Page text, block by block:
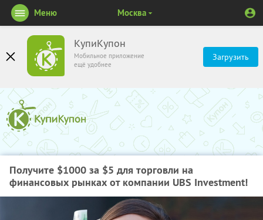
КупиКупон
Мобильное приложение
ещё удобнее
Загрузить
Меню Москва
Получите $1000 за $5 для торговли на
финансовых рынках от компании UBS Investment!